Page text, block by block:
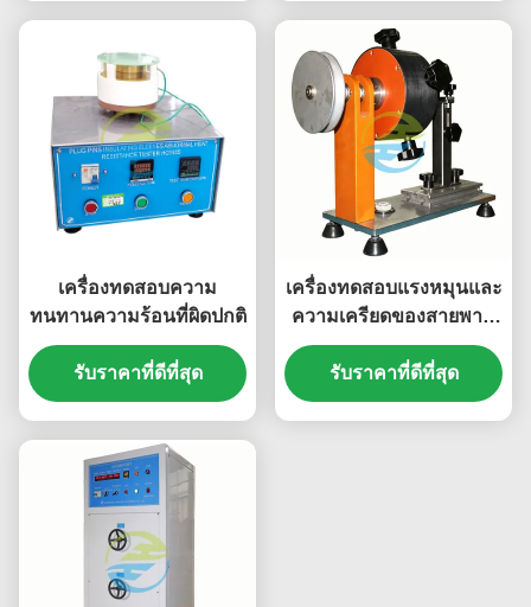
เครื่องทดสอบความ
ทนทานความร้อนที่ผิดปกติ
รับราคาที่ดีที่สุด
เครื่องทดสอบแรงหมุนและ
ความเครียดของสายพาน
ยืดหยุ่นความแม่นยําสูง
สําหรับการทดสอบความ
สมบูรณ์แบบและความแข็ง
รับราคาที่ดีที่สุด